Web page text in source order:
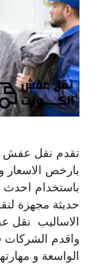
تقدم نقل عفش
بارخص
باستخدام احدث
حديثة مجهزة
الاساليب
واقدم الشركات
الواسعة و